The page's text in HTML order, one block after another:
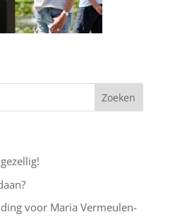
voor Maria Vermeulen-